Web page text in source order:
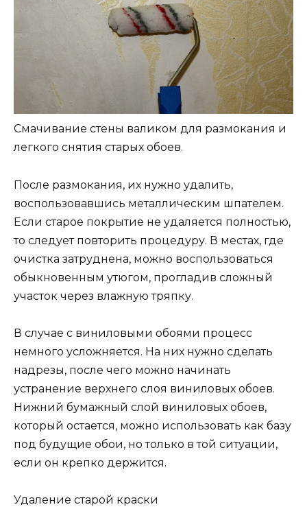
Смачивание стены валиком для размокания и
легкого снятия старых обоев.
После размокания, их нужно удалить,
воспользовавшись металлическим шпателем.
Если старое покрытие не удаляется полностью,
то следует повторить процедуру. В местах, где
очистка затруднена, можно воспользоваться
обыкновенным утюгом, прогладив сложный
участок через влажную тряпку.
В случае с виниловыми обоями процесс
немного усложняется. На них нужно сделать
надрезы, после чего можно начинать
устранение верхнего слоя виниловых обоев.
Нижний бумажный слой виниловых обоев,
который остается, можно использовать как базу
под будущие обои, но только в той ситуации,
если он крепко держится.
Удаление старой краски